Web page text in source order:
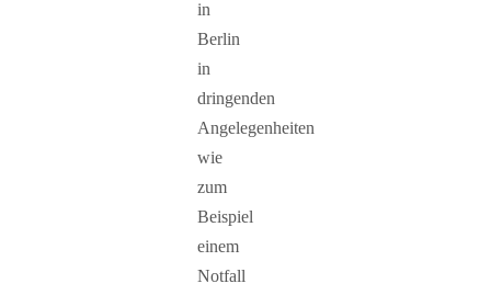
in
Berlin
in
dringenden
Angelegenheiten
wie
zum
Beispiel
einem
Notfall